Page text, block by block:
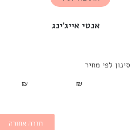
סינון לפי מחיר
₪
₪
חזרה אחורה
אנטי אייג'ינג